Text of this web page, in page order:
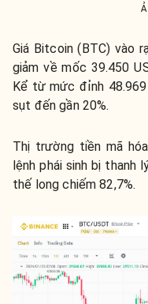
Giá Bitcoin (BTC) vào
giảm về mốc 39.450
Kể từ mức đỉnh
sụt đến gần 20%.
Thị trường tiền mã
lệnh phái sinh bị thanh
thế long chiếm 82,7%.